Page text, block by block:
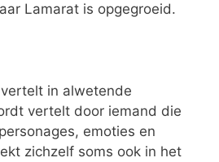
Lamarat is opgegroeid.
in alwetende
vertelt door iemand die
emoties en
zichzelf soms ook in het